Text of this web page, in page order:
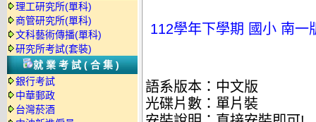
理工研究所(單科)
商管研究所(單科)
文科藝術傳播(單科)
研究所考試(套裝)
就業考試(合集)
銀行考試
中華郵政
台灣菸酒
112學年下學期 國小 南一
語系版本：中文版
光碟片數：單片裝